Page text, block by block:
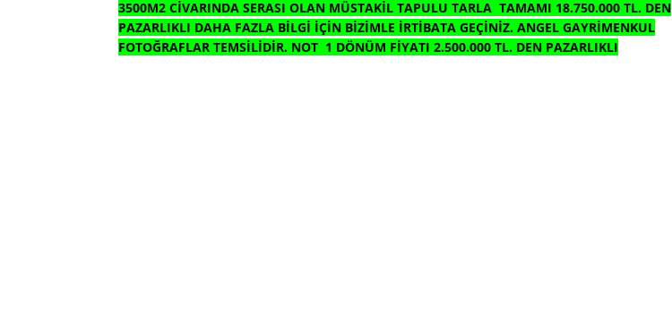
3500M2 CİVARINDA SERASI OLAN MÜSTAKİL TAPULU TARLA TAMAMI 18.750.000 TL. DEN
PAZARLIKLI DAHA FAZLA BİLGİ İÇİN BİZİMLE İRTİBATA GEÇİNİZ. ANGEL GAYRİMENKUL
FOTOĞRAFLAR TEMSİLİDİR. NOT 1 DÖNÜM FİYATI 2.500.000 TL. DEN PAZARLIKLI